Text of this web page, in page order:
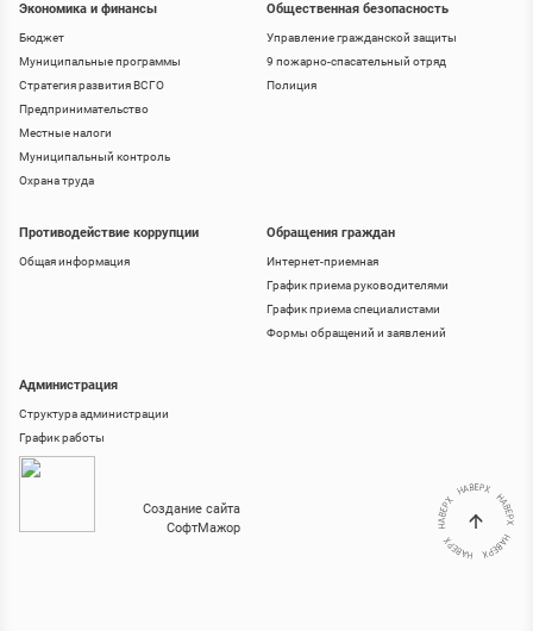
Экономика и финансы
Бюджет
Муниципальные программы
Стратегия развития ВСГО
Предпринимательство
Местные налоги
Муниципальный контроль
Охрана труда
Общественная безопасность
Управление гражданской защиты
9 пожарно-спасательный отряд
Полиция
Противодействие коррупции
Общая информация
Обращения граждан
Интернет-приемная
График приема руководителями
График приема специалистами
Формы обращений и заявлений
Администрация
Структура администрации
График работы
Создание сайта
СофтМажор